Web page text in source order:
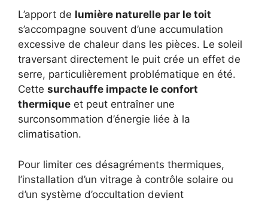
L’apport de lumière naturelle par le toit
s’accompagne souvent d’une accumulation
excessive de chaleur dans les pièces. Le soleil
traversant directement le puit crée un effet de
serre, particulièrement problématique en été.
Cette surchauffe impacte le confort
thermique et peut entraîner une
surconsommation d’énergie liée à la
climatisation.
Pour limiter ces désagréments thermiques,
l’installation d’un vitrage à contrôle solaire ou
d’un système d’occultation devient